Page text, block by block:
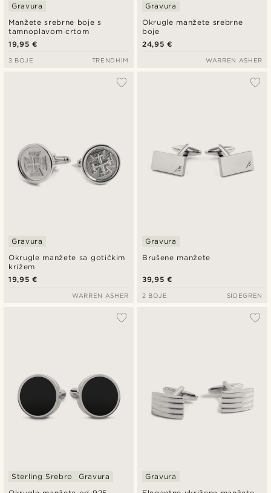
Manžete srebrne boje s
tamnoplavom crtom
Gravura
19,95 €
3 BOJE TRENDHIM
Okrugle manžete srebrne
boje
Gravura
24,95 €
WARREN ASHER
Okrugle manžete sa gotičkim
križem
Gravura
19,95 €
WARREN ASHER
Brušene manžete
Gravura
39,95 €
2 BOJE SIDEGREN
Sterling Srebro
Gravura
Gravura